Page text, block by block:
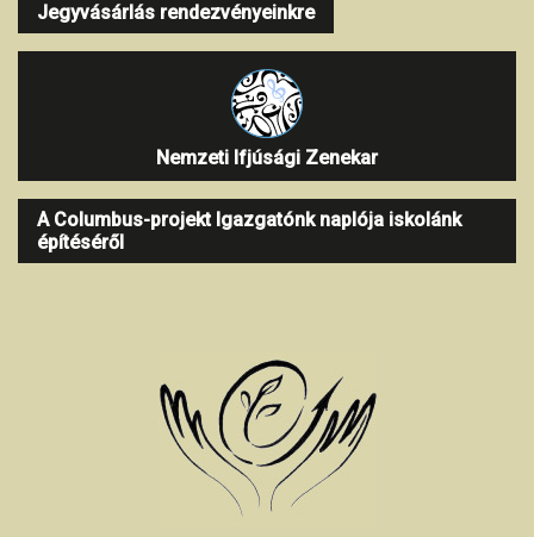
Jegyvásárlás rendezvényeinkre
Nemzeti Ifjúsági Zenekar
A Columbus-projekt Igazgatónk naplója iskolánk
építéséről